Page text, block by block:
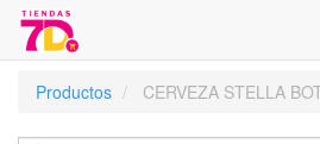
Productos CERVEZA STELLA